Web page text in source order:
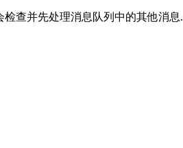
检查并先处理消息队列中的其他消息.